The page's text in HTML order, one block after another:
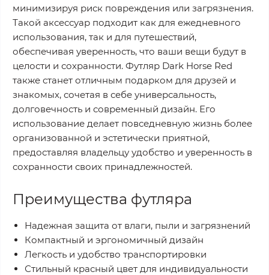
минимизируя риск повреждения или загрязнения.
Такой аксессуар подходит как для ежедневного
использования, так и для путешествий,
обеспечивая уверенность, что ваши вещи будут в
целости и сохранности. Футляр Dark Horse Red
также станет отличным подарком для друзей и
знакомых, сочетая в себе универсальность,
долговечность и современный дизайн. Его
использование делает повседневную жизнь более
организованной и эстетически приятной,
предоставляя владельцу удобство и уверенность в
сохранности своих принадлежностей.
Преимущества футляра
Надежная защита от влаги, пыли и загрязнений
Компактный и эргономичный дизайн
Легкость и удобство транспортировки
Стильный красный цвет для индивидуальности